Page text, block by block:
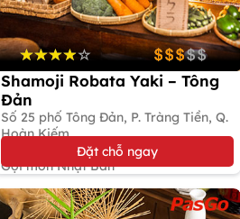
Shamoji Robata Yaki – Tông
Đản
Số 25 phố Tông Đản, P. Tràng Tiền, Q.
Hoàn Kiếm
Gọi món Nhật Bản
Đặt chỗ ngay